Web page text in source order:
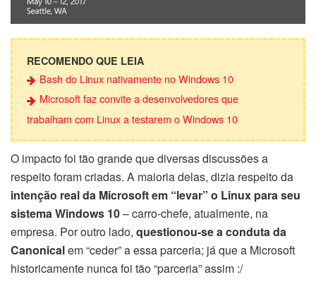
RECOMENDO QUE LEIA
Bash do Linux nativamente no Windows 10
Microsoft faz convite a desenvolvedores que
trabalham com Linux a testarem o Windows 10
O impacto foi tão grande que diversas discussões a
respeito foram criadas. A maioria delas, dizia respeito da
intenção real da Microsoft em “levar” o Linux para seu
sistema Windows 10– carro-chefe, atualmente, na
empresa. Por outro lado, questionou-se a conduta da
Canonicalem “ceder” a essa parceria; já que a Microsoft
historicamente nunca foi tão “parceria” assim :/